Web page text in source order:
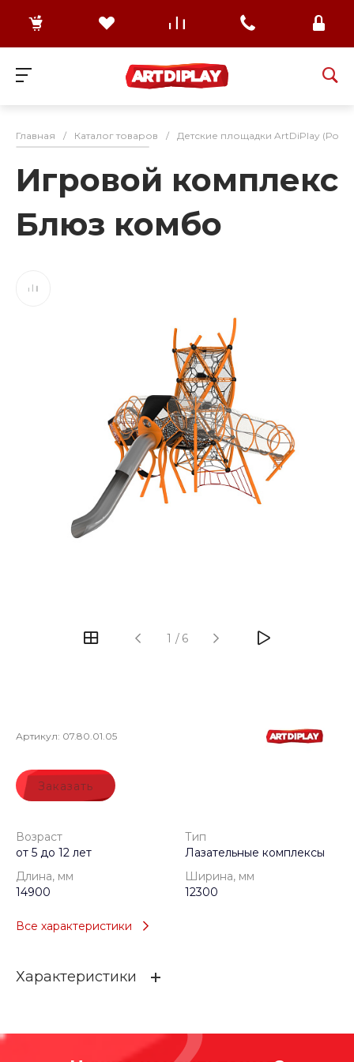
Главная / Каталог товаров / Детские площадки ArtDiPlay
Игровой комплекс
Блюз комбо
1 / 6
Артикул: 07.80.01.05
Заказать
Возраст
от 5 до 12 лет
Тип
Лазательные комплексы
Длина, мм
14900
Ширина, мм
12300
Все характеристики
Характеристики
Лазательные комплексы